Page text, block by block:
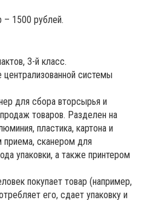
– 1500 рублей.
3-й класс.
централизованной системы
для сбора вторсырья и
товаров. Разделен на
пластика, картона и
сканером для
упаковки, а также принтером
покупает товар (например,
его, сдает упаковку и